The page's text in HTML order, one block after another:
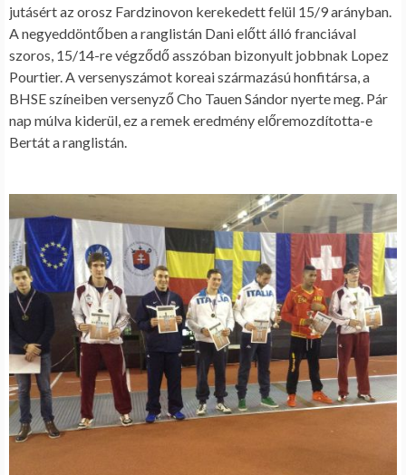
jutásért az orosz Fardzinovon kerekedett felül 15/9 arányban.
A negyeddöntőben a ranglistán Dani előtt álló franciával
szoros, 15/14-re végződő asszóban bizonyult jobbnak Lopez
Pourtier. A versenyszámot koreai származású honfitársa, a
BHSE színeiben versenyző Cho Tauen Sándor nyerte meg. Pár
nap múlva kiderül, ez a remek eredmény előremozdította-e
Bertát a ranglistán.